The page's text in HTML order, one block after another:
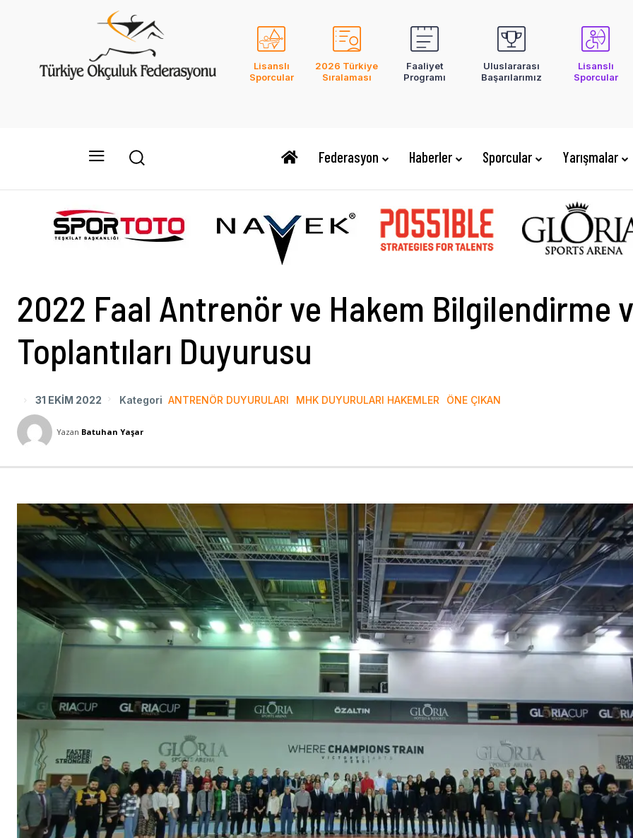
Lisanslı
Sporcular
2026 Türkiye
Sıralaması
Faaliyet
Programı
Uluslararası
Başarılarımız
Lisanslı
Sporcular
Federasyon Haberler Sporcular Yarışmalar
2022 Faal Antrenör ve Hakem Bilgilendirme
Toplantıları Duyurusu
31 EKIM 2022 Kategori ANTRENÖR DUYURULARI MHK DUYURULARI HAKEMLER ÖNE ÇIKAN
Yazan Batuhan Yaşar